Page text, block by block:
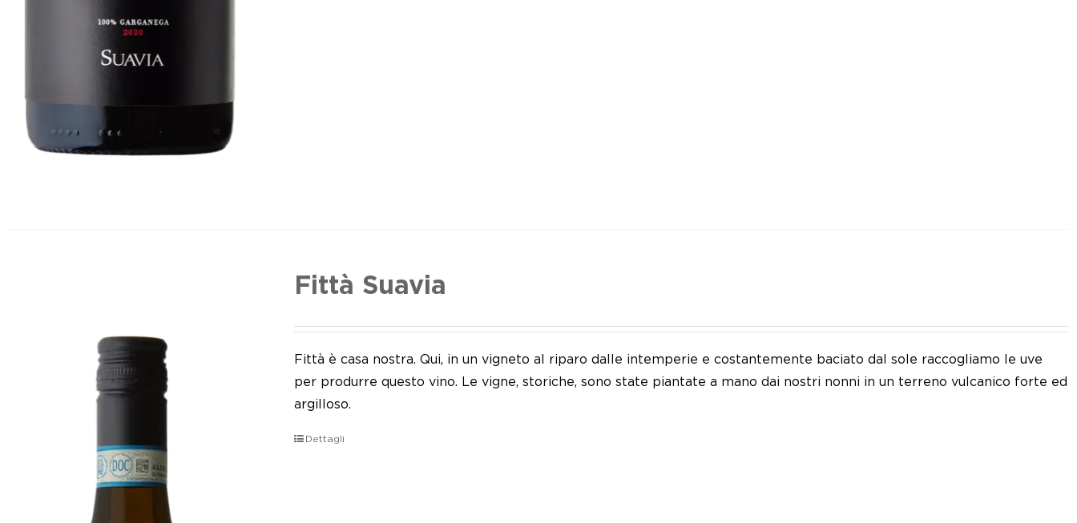
Fittà Suavia
Fittà è casa nostra. Qui, in un vigneto al riparo dalle intemperie e costantemente baciato dal sole raccogliamo le uve
per produrre questo vino. Le vigne, storiche, sono state piantate a mano dai nostri nonni in un terreno vulcanico forte ed
argilloso.
Dettagli